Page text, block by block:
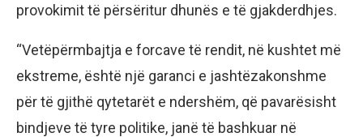
provokimit të përsëritur dhunës e të gjakderdhjes.
“Vetëpërmbajtja e forcave të rendit, në kushtet më
ekstreme, është një garanci e jashtëzakonshme
për të gjithë qytetarët e ndershëm, që pavarësisht
bindjeve të tyre politike, janë të bashkuar në